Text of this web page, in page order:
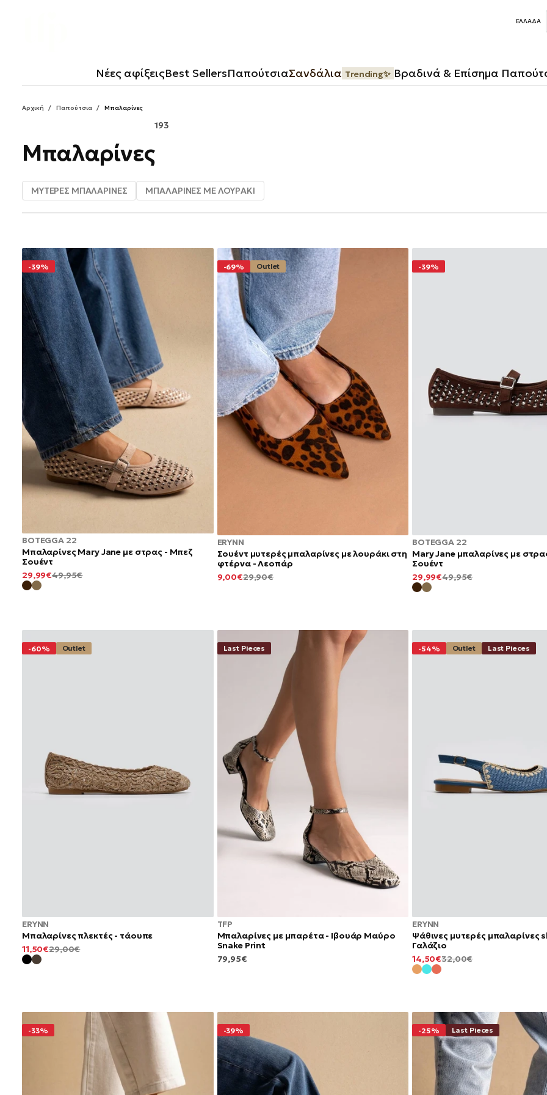
ΕΛΛΆΔΑ
Νέες αφίξειςBest SellersΠαπούτσιαΣανδάλια Trending✨ Βραδινά & Επίσημα
Αρχική / Παπούτσια / Μπαλαρίνες
Μπαλαρίνες
193
ΜΥΤΕΡΈΣ ΜΠΑΛΑΡΊΝΕΣ ΜΠΑΛΑΡΊΝΕΣ ΜΕ ΛΟΥΡΆΚΙ
BOTEGGA 22
Μπαλαρίνες Mary Jane με στρας - Μπεζ
Σουέντ
-39%
ΚΑΝΟΝΙΚΉ
49,95€
ΕΛΆΧΙΣΤΗ
ΤΙΜΉ
29,99€
ERYNN
Σουέντ μυτερές μπαλαρίνες με λουράκι στη
φτέρνα - Λεοπάρ
-69% Outlet
ΚΑΝΟΝΙΚΉ
29,90€
ΕΛΆΧΙΣΤΗ
9,00€
BOTEGGA 22
Mary Jane μπαλαρίνες με
Σουέντ
-39%
ΚΑΝΟΝΙΚΉ
49,95€
ΕΛΆΧΙΣΤΗ
ΤΙΜΉ
29,99€
ERYNN
Μπαλαρίνες πλεκτές - τάουπε
-60% Outlet
ΚΑΝΟΝΙΚΉ
29,00€
ΕΛΆΧΙΣΤΗ
ΤΙΜΉ
11,50€
TFP
Μπαλαρίνες με μπαρέτα - Ιβουάρ Μαύρο
Snake Print
Last Pieces
ΚΑΝΟΝΙΚΉ
79,95€
ERYNN
Ψάθινες μυτερές μπαλαρίνες
Γαλάζιο
-54% Outlet Last Pieces
ΚΑΝΟΝΙΚΉ
32,00€
ΕΛΆΧΙΣΤΗ
ΤΙΜΉ
14,50€
-33% -39% -25% Last Pieces